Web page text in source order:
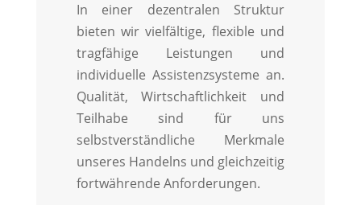
In einer dezentralen Struktur
bieten wir vielfältige, flexible und
tragfähige Leistungen und
individuelle Assistenzsysteme an.
Qualität, Wirtschaftlichkeit und
Teilhabe sind für uns
selbstverständliche Merkmale
unseres Handelns und gleichzeitig
fortwährende Anforderungen.